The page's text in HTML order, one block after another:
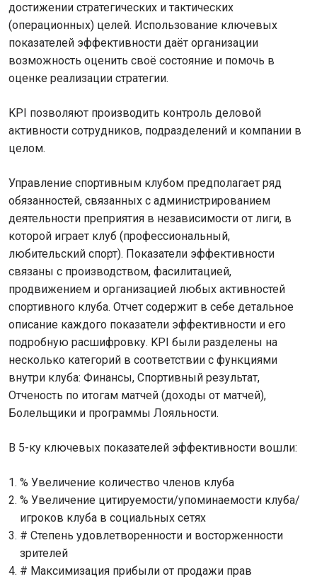
достижении стратегических и тактических
(операционных) целей. Использование ключевых
показателей эффективности даёт организации
возможность оценить своё состояние и помочь в
оценке реализации стратегии.
KPI позволяют производить контроль деловой
активности сотрудников, подразделений и компании в
целом.
Управление спортивным клубом предполагает ряд
обязанностей, связанных с администрированием
деятельности преприятия в независимости от лиги, в
которой играет клуб (профессиональный,
любительский спорт). Показатели эффективности
связаны с производством, фасилитацией,
продвижением и организацией любых активностей
спортивного клуба. Отчет содержит в себе детальное
описание каждого показатели эффективности и его
подробную расшифровку. KPI были разделены на
несколько категорий в соответствии с функциями
внутри клуба: Финансы, Спортивный результат,
Отченость по итогам матчей (доходы от матчей),
Болельщики и программы Лояльности.
В 5-ку ключевых показателей эффективности вошли:
% Увеличение количество членов клуба
% Увеличение цитируемости/упоминаемости клуба/
игроков клуба в социальных сетях
# Степень удовлетворенности и восторженности
зрителей
# Максимизация прибыли от продажи прав